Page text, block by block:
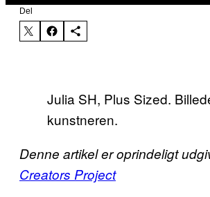
Del
Julia SH, Plus Sized.
kunstneren.
Denne artikel er oprindeligt
Creators Project